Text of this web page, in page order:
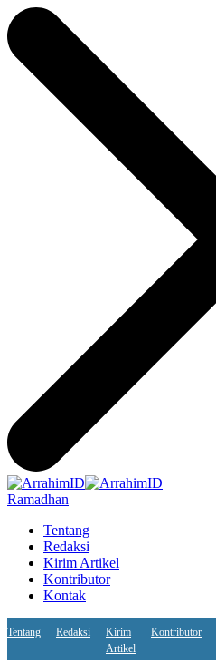
Ramadhan
Tentang
Redaksi
Kirim Artikel
Kontributor
Kontak
Tentang Redaksi
Kirim
Artikel
Kontributor